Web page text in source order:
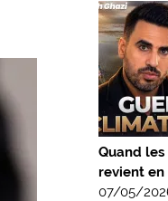
Quand
revient en
07/05/